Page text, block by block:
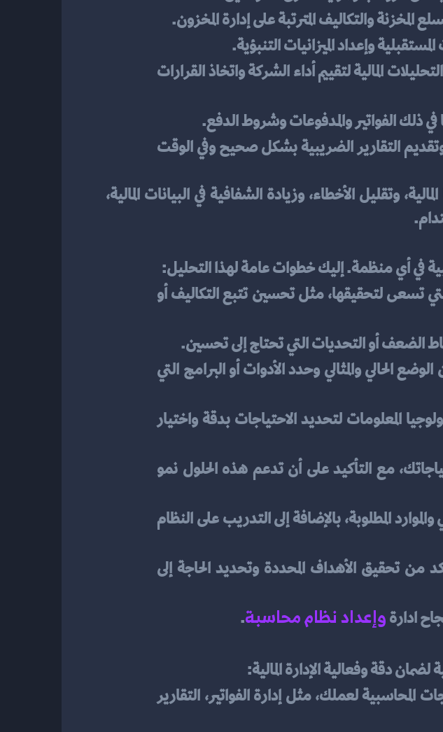
المخزنة والتكاليف المترتبة على إدارة المخزون.
وإعداد الميزانيات التنبؤية.
في ذلك الفواتير والمدفوعات وشروط الدفع.
في أي منظمة. إليك خطوات عامة لهذا التحليل:
الضعف أو التحديات التي تحتاج إلى تحسين.
قد تحتاج إلى استشارة خبراء في المحاسبة أو تكنولوجيا المعلومات لتحديد الاحتياجات بدقة واختيار
ادارة وإعداد نظام محاسبة.
دقة وفعالية الإدارة المالية:
قبل البدء، حدد الأهداف والاحتياجات المحاسبية لعملك، مثل إدارة الفواتير، التقارير